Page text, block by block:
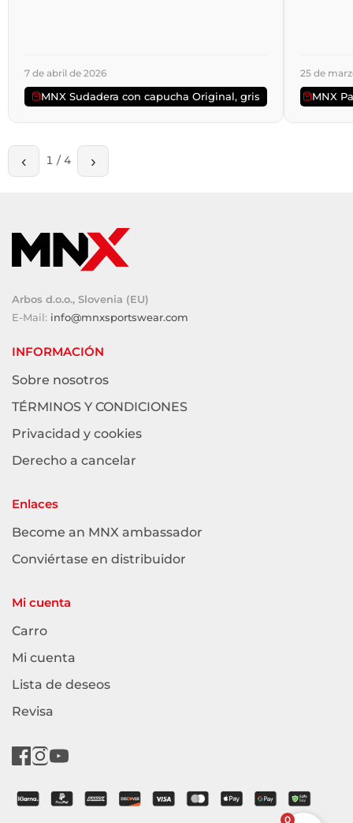
7 de abril de 2026
MNX Sudadera con capucha Original, gris
25 de
MNX
‹ 1 /4 ›
Arbos d.o.o., Slovenia (EU)
E-Mail: info@mnxsportswear.com
INFORMACIÓN
Sobre nosotros
TÉRMINOS Y CONDICIONES
Privacidad y cookies
Derecho a cancelar
Enlaces
Become an MNX ambassador
Conviértase en distribuidor
Mi cuenta
Carro
Mi cuenta
Lista de deseos
Revisa
0